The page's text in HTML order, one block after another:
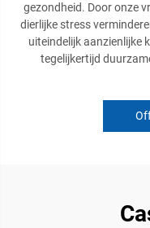
gezondheid. Door onze
dierlijke stress
uiteindelijk aanzienlijke
tegelijkertijd